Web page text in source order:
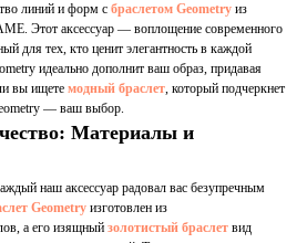
линий и форм с браслетом Geometry из
Этот аксессуар — воплощение современного
для тех, кто ценит элегантность в каждой
идеально дополнит ваш образ, придавая
вы ищете модный браслет, который подчеркнет
— ваш выбор.
Материалы и
наш аксессуар радовал вас безупречным
Geometry изготовлен из
а его изящный золотистый браслет вид